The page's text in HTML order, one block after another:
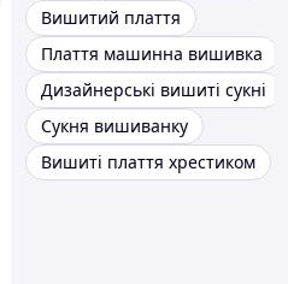
Вишитий плаття
Плаття машинна вишивка
Дизайнерські вишиті сукні
Сукня вишиванку
Вишиті плаття хрестиком